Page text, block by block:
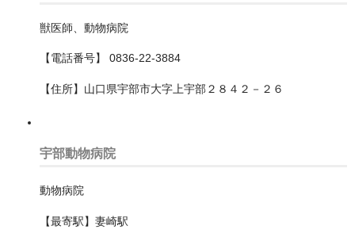
門真市
阪南市
獣医師、動物病院
【電話番号】 0836-22-3884
【住所】山口県宇部市大字上宇部２８４２－２６
宇部動物病院
動物病院
【最寄駅】妻崎駅